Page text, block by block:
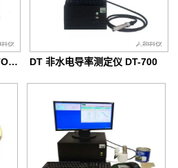
DT 介电常数测定仪 RUFUTO-871 DT 非水电导率测定仪 DT-700